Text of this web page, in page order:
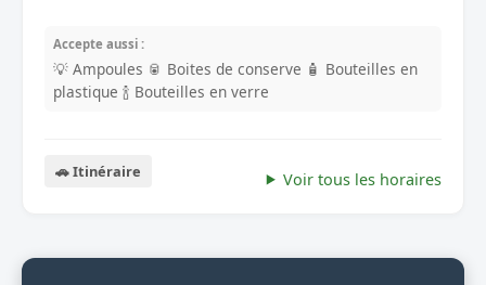
Accepte aussi :
💡 Ampoules 🥫 Boites de conserve 🧴 Bouteilles en
plastique 🍾 Bouteilles en verre
🚗 Itinéraire Voir tous les horaires